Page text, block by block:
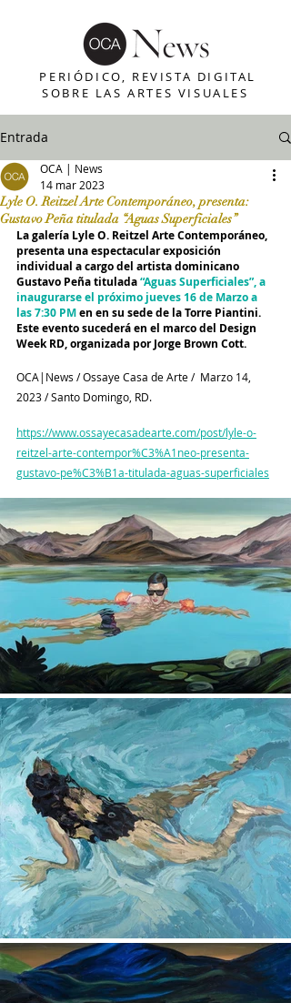
PERIÓDICO, REVISTA DIGITAL
SOBRE LAS ARTES VISUALES
Entrada
Lyle O. Reitzel Arte Contemporáneo, presenta:
Gustavo Peña titulada “Aguas Superficiales”
OCA | News
14 mar 2023
La galería Lyle O. Reitzel Arte Contemporáneo,
presenta una espectacular exposición
individual a cargo del artista dominicano
Gustavo Peña titulada “Aguas Superficiales”, a
inaugurarse el próximo jueves 16 de Marzo a
las 7:30 PM en en su sede de la Torre Piantini.
Este evento sucederá en el marco del Design
Week RD, organizada por Jorge Brown Cott.
OCA|News / Ossaye Casa de Arte /  Marzo 14,
2023 / Santo Domingo, RD.
https://www.ossayecasadearte.com/post/lyle-o-
reitzel-arte-contempor%C3%A1neo-presenta-
gustavo-pe%C3%B1a-titulada-aguas-superficiales